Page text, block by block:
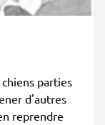
parties
d'autres
reprendre